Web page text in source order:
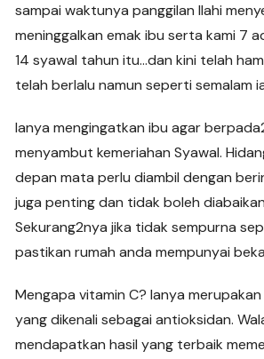
sampai waktunya panggilan Ilahi
meninggalkan emak ibu serta kami 7
14 syawal tahun itu…dan kini telah
telah berlalu namun seperti semalam
Ianya mengingatkan ibu agar
menyambut kemeriahan Syawal.
depan mata perlu diambil dengan
juga penting dan tidak boleh
Sekurang2nya jika tidak sempurna
pastikan rumah anda mempunyai
Mengapa vitamin C? Ianya
yang dikenali sebagai antioksidan.
mendapatkan hasil yang terbaik